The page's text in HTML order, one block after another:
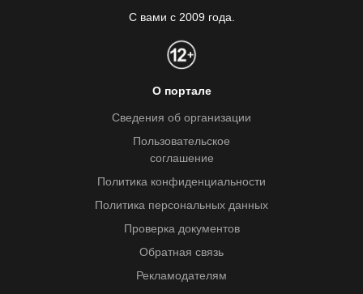
С вами с 2009 года.
О портале
Сведения об организации
Пользовательское
соглашение
Политика конфиденциальности
Политика персональных данных
Проверка документов
Обратная связь
Рекламодателям